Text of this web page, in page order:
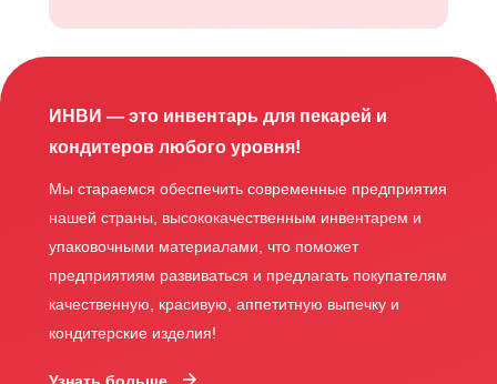
ИНВИ — это инвентарь для пекарей и
кондитеров любого уровня!
Мы стараемся обеспечить современные предприятия
нашей страны, высококачественным инвентарем и
упаковочными материалами, что поможет
предприятиям развиваться и предлагать покупателям
качественную, красивую, аппетитную выпечку и
кондитерские изделия!